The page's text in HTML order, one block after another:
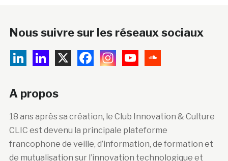
A propos
CLIC est devenu la principale plateforme
de mutualisation sur l’innovation technologique et
sociale dans les lieux de patrimoine artistique,
historique et scientifique.